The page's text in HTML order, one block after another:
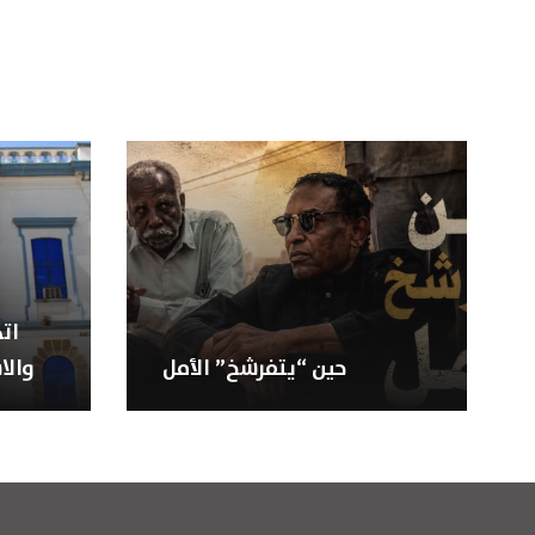
حين “يتفرشخ” الأمل